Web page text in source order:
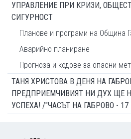
УПРАВЛЕНИЕ ПРИ КРИЗИ,
СИГУРНОСТ
Планове и програми на Община
Аварийно планиране
Прогноза и кодове за опасни
ТАНЯ ХРИСТОВА В ДЕНЯ НА
ПРЕДПРИЕМЧИВИЯТ НИ ДУХ ЩЕ
УСПЕХА! /"ЧАСЪТ НА ГАБРОВО -